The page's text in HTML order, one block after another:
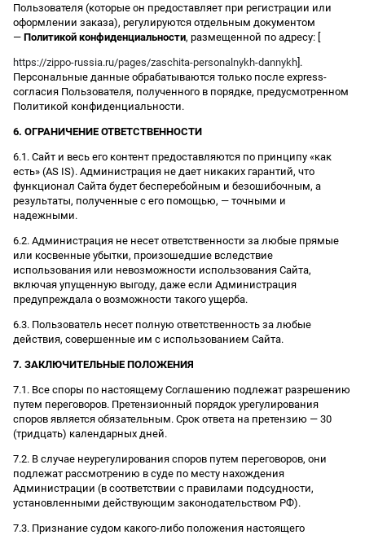
Пользователя (которые он предоставляет при регистрации или
оформлении заказа), регулируются отдельным документом
— Политикой конфиденциальности, размещенной по адресу: [
https://zippo-russia.ru/pages/zaschita-personalnykh-dannykh ].
Персональные данные обрабатываются только после express-
согласия Пользователя, полученного в порядке, предусмотренном
Политикой конфиденциальности.
6. ОГРАНИЧЕНИЕ ОТВЕТСТВЕННОСТИ
6.1. Сайт и весь его контент предоставляются по принципу «как
есть» (AS IS). Администрация не дает никаких гарантий, что
функционал Сайта будет бесперебойным и безошибочным, а
результаты, полученные с его помощью, — точными и
надежными.
6.2. Администрация не несет ответственности за любые прямые
или косвенные убытки, произошедшие вследствие
использования или невозможности использования Сайта,
включая упущенную выгоду, даже если Администрация
предупреждала о возможности такого ущерба.
6.3. Пользователь несет полную ответственность за любые
действия, совершенные им с использованием Сайта.
7. ЗАКЛЮЧИТЕЛЬНЫЕ ПОЛОЖЕНИЯ
7.1. Все споры по настоящему Соглашению подлежат разрешению
путем переговоров. Претензионный порядок урегулирования
споров является обязательным. Срок ответа на претензию — 30
(тридцать) календарных дней.
7.2. В случае неурегулирования споров путем переговоров, они
подлежат рассмотрению в суде по месту нахождения
Администрации (в соответствии с правилами подсудности,
установленными действующим законодательством РФ).
7.3. Признание судом какого-либо положения настоящего